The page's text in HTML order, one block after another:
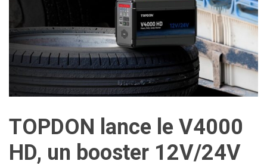
TOPDON lance le V4000
HD, un booster 12V/24V